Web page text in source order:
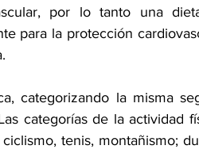
por lo tanto una
para la protección
categorizando la misma
categorías de la actividad
tenis, montañismo;